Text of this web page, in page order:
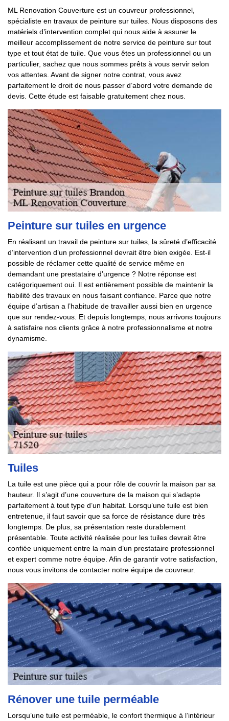
ML Renovation Couverture est un couvreur professionnel,
spécialiste en travaux de peinture sur tuiles. Nous disposons des
matériels d’intervention complet qui nous aide à assurer le
meilleur accomplissement de notre service de peinture sur tout
type et tout état de tuile. Que vous êtes un professionnel ou un
particulier, sachez que nous sommes prêts à vous servir selon
vos attentes. Avant de signer notre contrat, vous avez
parfaitement le droit de nous passer d’abord votre demande de
devis. Cette étude est faisable gratuitement chez nous.
Peinture sur tuiles en urgence
En réalisant un travail de peinture sur tuiles, la sûreté d’efficacité
d’intervention d’un professionnel devrait être bien exigée. Est-il
possible de réclamer cette qualité de service même en
demandant une prestataire d’urgence ? Notre réponse est
catégoriquement oui. Il est entièrement possible de maintenir la
fiabilité des travaux en nous faisant confiance. Parce que notre
équipe d’artisan a l’habitude de travailler aussi bien en urgence
que sur rendez-vous. Et depuis longtemps, nous arrivons toujours
à satisfaire nos clients grâce à notre professionnalisme et notre
dynamisme.
Tuiles
La tuile est une pièce qui a pour rôle de couvrir la maison par sa
hauteur. Il s’agit d’une couverture de la maison qui s’adapte
parfaitement à tout type d’un habitat. Lorsqu’une tuile est bien
entretenue, il faut savoir que sa force de résistance dure très
longtemps. De plus, sa présentation reste durablement
présentable. Toute activité réalisée pour les tuiles devrait être
confiée uniquement entre la main d’un prestataire professionnel
et expert comme notre équipe. Afin de garantir votre satisfaction,
nous vous invitons de contacter notre équipe de couvreur.
Rénover une tuile perméable
Lorsqu’une tuile est perméable, le confort thermique à l’intérieur